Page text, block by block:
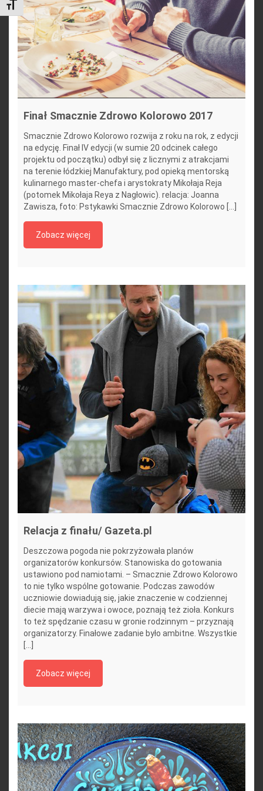
Toggle Font size
Finał Smacznie Zdrowo Kolorowo 2017
Smacznie Zdrowo Kolorowo rozwija z roku na rok, z edycji
na edycję. Finał IV edycji (w sumie 20 odcinek całego
projektu od początku) odbył się z licznymi z atrakcjami
na terenie łódzkiej Manufaktury, pod opieką mentorską
kulinarnego master-chefa i arystokraty Mikołaja Reja
(potomek Mikołaja Reya z Nagłowic). relacja: Joanna
Zawisza, foto: Pstykawki Smacznie Zdrowo Kolorowo [...]
Zobacz więcej
Relacja z finału/ Gazeta.pl
Deszczowa pogoda nie pokrzyżowała planów
organizatorów konkursów. Stanowiska do gotowania
ustawiono pod namiotami. – Smacznie Zdrowo Kolorowo
to nie tylko wspólne gotowanie. Podczas zawodów
uczniowie dowiadują się, jakie znaczenie w codziennej
diecie mają warzywa i owoce, poznają też zioła. Konkurs
to też spędzanie czasu w gronie rodzinnym – przyznają
organizatorzy. Finałowe zadanie było ambitne. Wszystkie
Zobacz więcej